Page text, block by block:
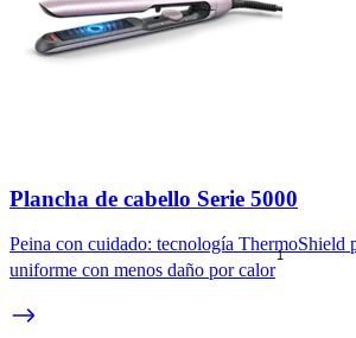
Plancha de cabello Serie 5000
Peina con cuidado: tecnología ThermoShield
uniforme con menos daño por calor
1